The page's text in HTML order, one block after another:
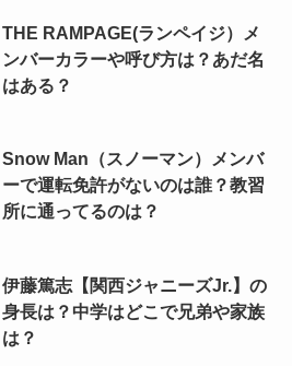
THE RAMPAGE(ランペイジ）メ
ンバーカラーや呼び方は？あだ名
はある？
Snow Man（スノーマン）メンバ
ーで運転免許がないのは誰？教習
所に通ってるのは？
伊藤篤志【関西ジャニーズJr.】の
身長は？中学はどこで兄弟や家族
は？